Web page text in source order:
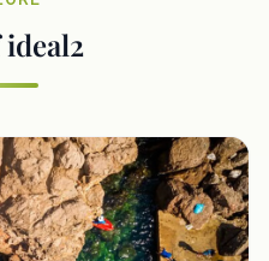
Close